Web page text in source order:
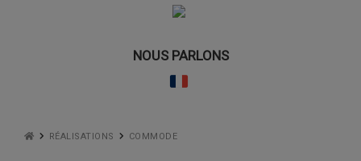
NOUS PARLONS
RÉALISATIONS COMMODE